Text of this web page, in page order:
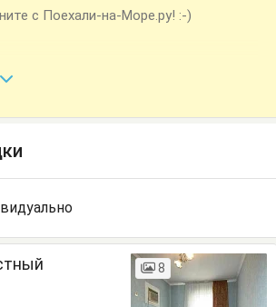
с Поехали-на-Море.ру! :-)
50-54
8